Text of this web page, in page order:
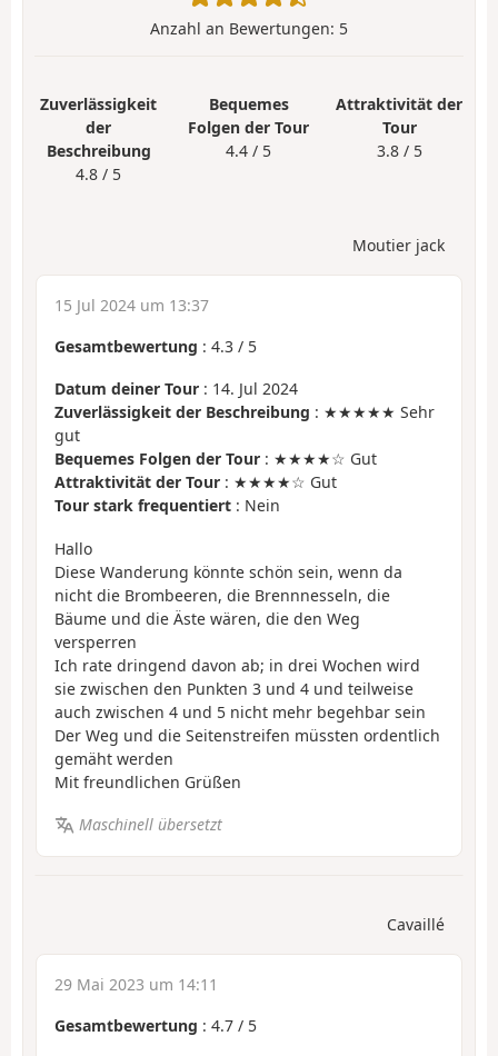
Anzahl an Bewertungen: 5
Zuverlässigkeit
der
Beschreibung
4.8 / 5
Bequemes
Folgen der Tour
4.4 / 5
Attraktivität der
Tour
3.8 / 5
Moutier jack
15 Jul 2024 um 13:37
Gesamtbewertung : 4.3 / 5
Datum deiner Tour : 14. Jul 2024
Zuverlässigkeit der Beschreibung : ★★★★★ Sehr
gut
Bequemes Folgen der Tour : ★★★★☆ Gut
Attraktivität der Tour : ★★★★☆ Gut
Tour stark frequentiert : Nein
Hallo
Diese Wanderung könnte schön sein, wenn da
nicht die Brombeeren, die Brennnesseln, die
Bäume und die Äste wären, die den Weg
versperren
Ich rate dringend davon ab; in drei Wochen wird
sie zwischen den Punkten 3 und 4 und teilweise
auch zwischen 4 und 5 nicht mehr begehbar sein
Der Weg und die Seitenstreifen müssten ordentlich
gemäht werden
Mit freundlichen Grüßen
Maschinell übersetzt
Cavaillé
29 Mai 2023 um 14:11
Gesamtbewertung : 4.7 / 5